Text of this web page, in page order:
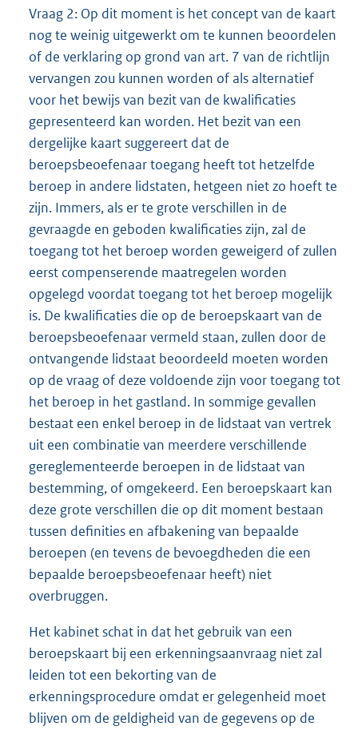
Vraag 2: Op dit moment is het concept van de kaart
nog te weinig uitgewerkt om te kunnen beoordelen
of de verklaring op grond van art. 7 van de richtlijn
vervangen zou kunnen worden of als alternatief
voor het bewijs van bezit van de kwalificaties
gepresenteerd kan worden. Het bezit van een
dergelijke kaart suggereert dat de
beroepsbeoefenaar toegang heeft tot hetzelfde
beroep in andere lidstaten, hetgeen niet zo hoeft te
zijn. Immers, als er te grote verschillen in de
gevraagde en geboden kwalificaties zijn, zal de
toegang tot het beroep worden geweigerd of zullen
eerst compenserende maatregelen worden
opgelegd voordat toegang tot het beroep mogelijk
is. De kwalificaties die op de beroepskaart van de
beroepsbeoefenaar vermeld staan, zullen door de
ontvangende lidstaat beoordeeld moeten worden
op de vraag of deze voldoende zijn voor toegang tot
het beroep in het gastland. In sommige gevallen
bestaat een enkel beroep in de lidstaat van vertrek
uit een combinatie van meerdere verschillende
gereglementeerde beroepen in de lidstaat van
bestemming, of omgekeerd. Een beroepskaart kan
deze grote verschillen die op dit moment bestaan
tussen definities en afbakening van bepaalde
beroepen (en tevens de bevoegdheden die een
bepaalde beroepsbeoefenaar heeft) niet
overbruggen.
Het kabinet schat in dat het gebruik van een
beroepskaart bij een erkenningsaanvraag niet zal
leiden tot een bekorting van de
erkenningsprocedure omdat er gelegenheid moet
blijven om de geldigheid van de gegevens op de